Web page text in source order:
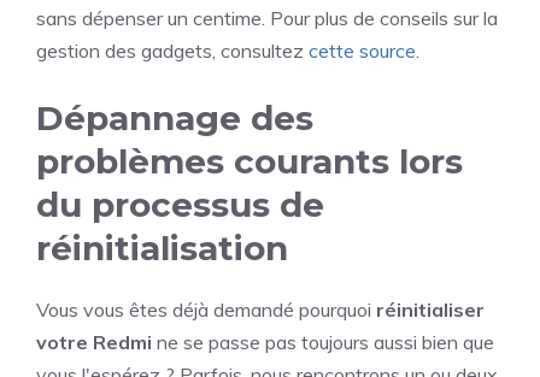
sans dépenser un centime. Pour plus de conseils sur la
gestion des gadgets, consultez cette source.
Dépannage des
problèmes courants lors
du processus de
réinitialisation
Vous vous êtes déjà demandé pourquoi réinitialiser
votre Redmi ne se passe pas toujours aussi bien que